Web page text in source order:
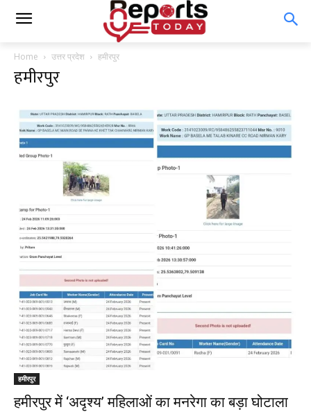
Home उत्तर प्रदेश हमीरपुर
हमीरपुर
हमीरपुर
हमीरपुर में ‘अदृश्य’ महिलाओं का मनरेगा का बड़ा घोटाला